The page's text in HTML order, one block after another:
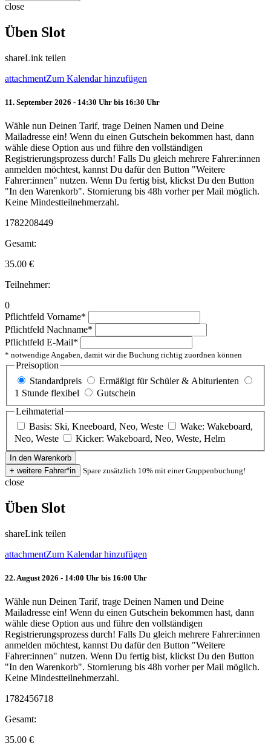
close
Üben Slot
shareLink teilen
attachmentZum Kalendar hinzufügen
11. September 2026 - 14:30 Uhr bis 16:30 Uhr
Wähle nun Deinen Tarif, trage Deinen Namen und Deine
Mailadresse ein! Wenn du einen Gutschein bekommen hast, dann
wähle diese Option aus und führe den vollständigen
Registrierungsprozess durch! Falls Du gleich mehrere Fahrer:innen
anmelden möchtest, kannst Du dafür den Button "Weitere
Fahrer:innen" nutzen. Wenn Du fertig bist, klickst Du den Button
"In den Warenkorb". Stornierung bis 48h vorher per Mail möglich.
Keine Mindestteilnehmerzahl.
1782208449
Gesamt:
35.00 €
Teilnehmer:
0
Pflichtfeld Vorname*
Pflichtfeld Nachname*
Pflichtfeld E-Mail*
* notwendige Angaben, damit wir die Buchung richtig zuordnen können
Preisoption
Standardpreis
Ermäßigt für Schüler & Abiturienten
1 Stunde flexibel
Gutschein
Leihmaterial
Basis: Ski, Kneeboard, Neo, Weste
Wake: Wakeboard,
Neo, Weste
Kicker: Wakeboard, Neo, Weste, Helm
Spare zusätzlich 10% mit einer Gruppenbuchung!
close
Üben Slot
shareLink teilen
attachmentZum Kalendar hinzufügen
22. August 2026 - 14:00 Uhr bis 16:00 Uhr
Wähle nun Deinen Tarif, trage Deinen Namen und Deine
Mailadresse ein! Wenn du einen Gutschein bekommen hast, dann
wähle diese Option aus und führe den vollständigen
Registrierungsprozess durch! Falls Du gleich mehrere Fahrer:innen
anmelden möchtest, kannst Du dafür den Button "Weitere
Fahrer:innen" nutzen. Wenn Du fertig bist, klickst Du den Button
"In den Warenkorb". Stornierung bis 48h vorher per Mail möglich.
Keine Mindestteilnehmerzahl.
1782456718
Gesamt:
35.00 €